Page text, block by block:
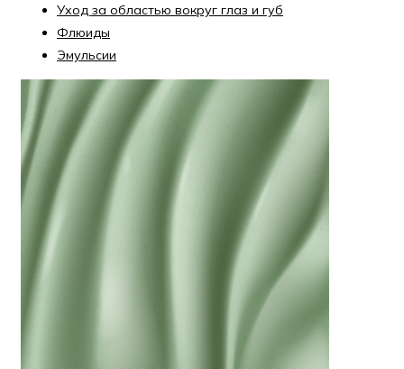
Уход за областью вокруг глаз и губ
Флюиды
Эмульсии